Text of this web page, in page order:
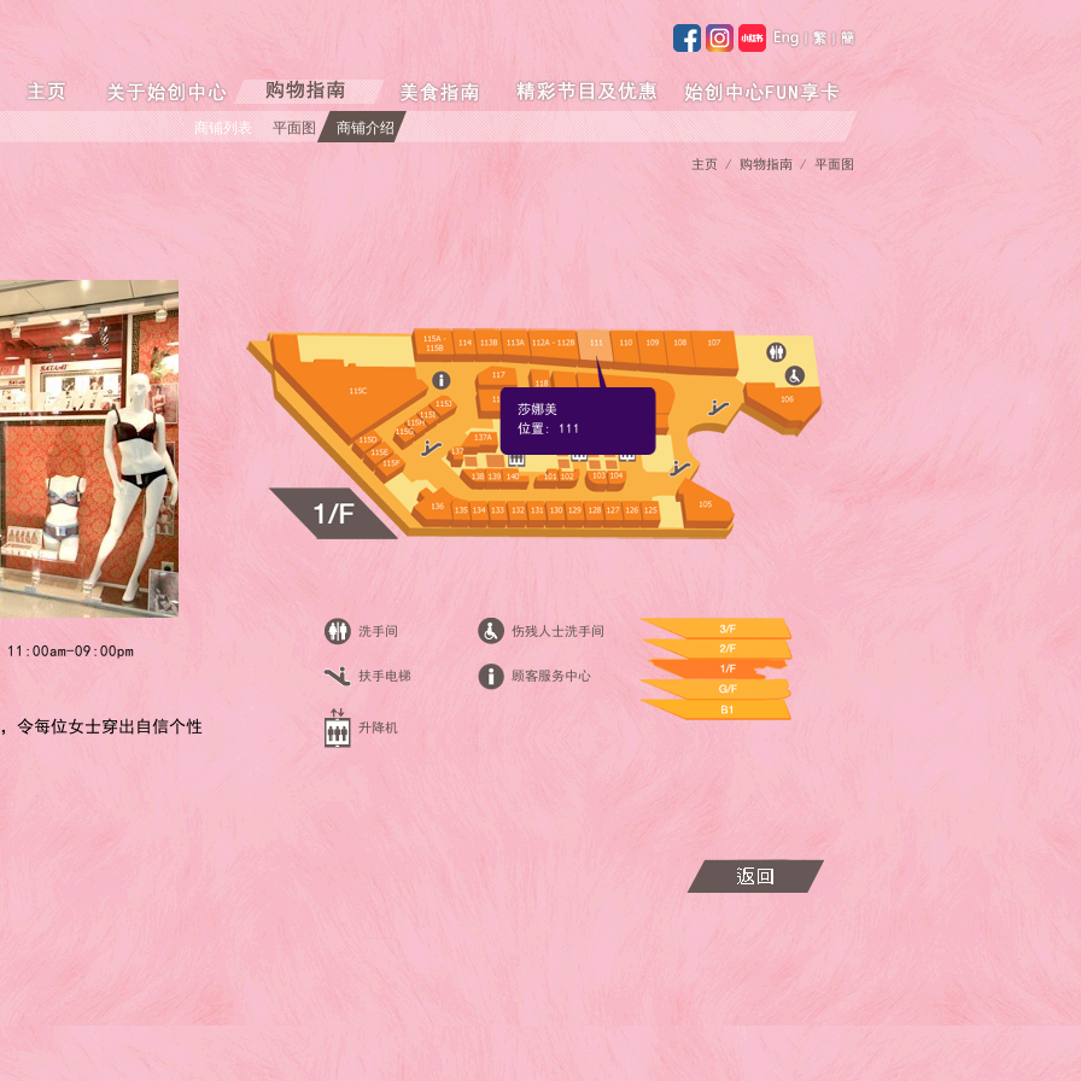
商铺列表 平面图 商铺介绍
主页 / 购物指南 / 平面图
11:00am-09:00pm
令每位女士穿出自信个性
莎娜美
位置: 111
洗手间 伤残人士洗手间
扶手电梯 顾客服务中心
升降机